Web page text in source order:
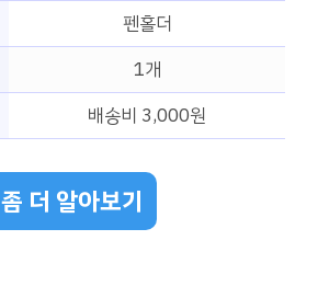
펜홀더
1개
배송비 3,000원
좀 더 알아보기